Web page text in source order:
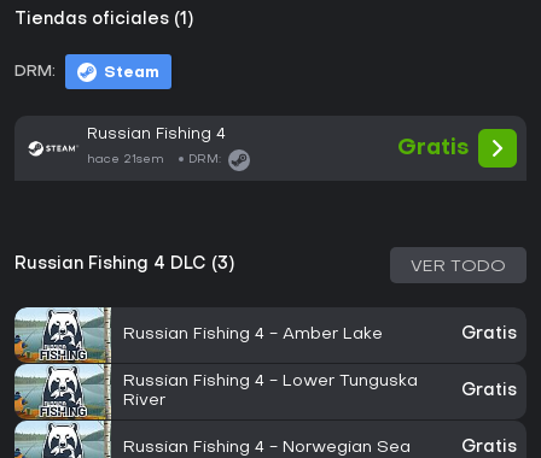
Tiendas oficiales (1)
DRM: Steam
Russian Fishing 4
hace 21sem DRM:
Gratis
Russian Fishing 4 DLC (3) VER TODO
Russian Fishing 4 - Amber Lake Gratis
Russian Fishing 4 - Lower Tunguska
River
Gratis
Russian Fishing 4 - Norwegian Sea Gratis